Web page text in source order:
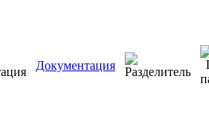
Документация